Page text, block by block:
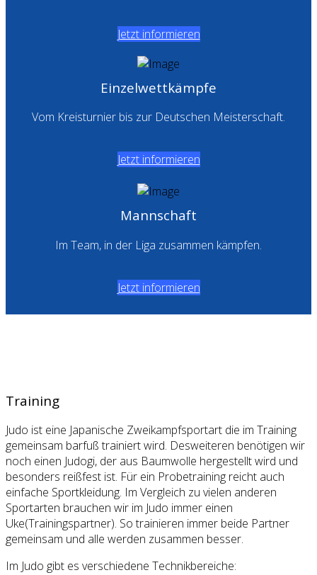
Jetzt informieren
Einzelwettkämpfe
Vom Kreisturnier bis zur Deutschen Meisterschaft.
Jetzt informieren
Mannschaft
Im Team, in der Liga zusammen kämpfen.
Jetzt informieren
Training
Judo ist eine Japanische Zweikampfsportart die im Training
gemeinsam barfuß trainiert wird. Desweiteren benötigen wir
noch einen Judogi, der aus Baumwolle hergestellt wird und
besonders reißfest ist. Für ein Probetraining reicht auch
einfache Sportkleidung. Im Vergleich zu vielen anderen
Sportarten brauchen wir im Judo immer einen
Uke(Trainingspartner). So trainieren immer beide Partner
gemeinsam und alle werden zusammen besser.
Im Judo gibt es verschiedene Technikbereiche: